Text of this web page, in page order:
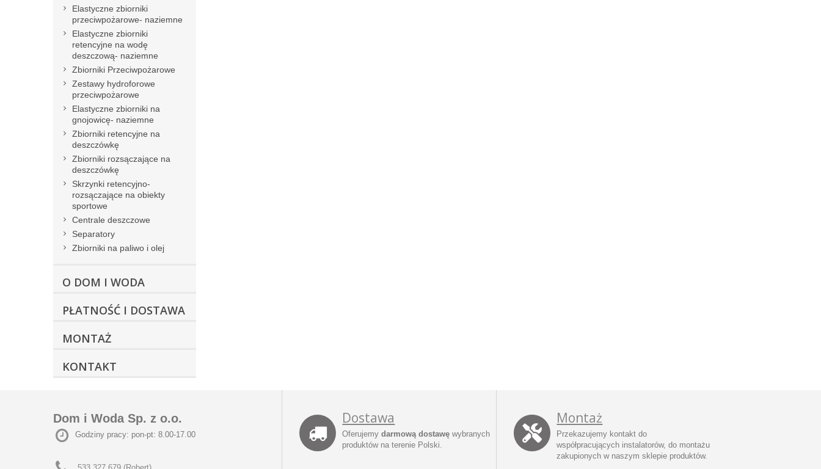
Elastyczne zbiorniki
przeciwpożarowe- naziemne
Elastyczne zbiorniki
retencyjne na wodę
deszczową- naziemne
Zbiorniki Przeciwpożarowe
Zestawy hydroforowe
przeciwpożarowe
Elastyczne zbiorniki na
gnojowicę- naziemne
Zbiorniki retencyjne na
deszczówkę
Zbiorniki rozsączające na
deszczówkę
Skrzynki retencyjno-
rozsączające na obiekty
sportowe
Centrale deszczowe
Separatory
Zbiorniki na paliwo i olej
O DOM I WODA
PŁATNOŚĆ I DOSTAWA
MONTAŻ
KONTAKT
Dom i Woda Sp. z o.o.
Godziny pracy: pon-pt: 8.00-17.00
Dostawa
Oferujemydarmową dostawę wybranych
produktów na terenie Polski.
Montaż
Przekazujemy kontakt do
współpracujących instalatorów, do montażu
zakupionych w naszym sklepie produktów.